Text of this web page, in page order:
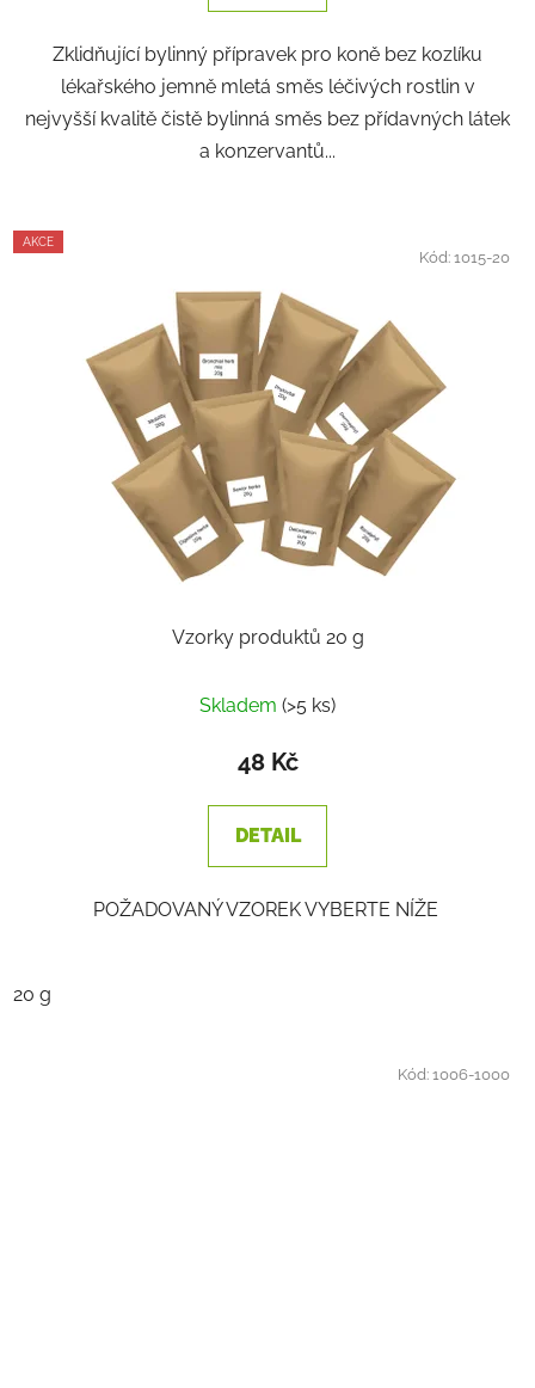
Zklidňující bylinný přípravek pro koně bez kozlíku
lékařského jemně mletá směs léčivých rostlin v
nejvyšší kvalitě čistě bylinná směs bez přídavných látek
a konzervantů...
AKCE
Vzorky produktů 20 g
hodnocení
produktu
2,2
z
hvězdiček.
Skladem (>5 ks)
48 Kč
DETAIL
POŽADOVANÝ VZOREK VYBERTE NÍŽE
20 g
Kód:1015-20
Kód:1006-1000